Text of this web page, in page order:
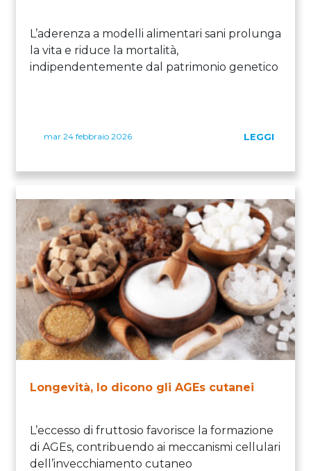
L’aderenza a modelli alimentari sani prolunga
la vita e riduce la mortalità,
indipendentemente dal patrimonio genetico
mar 24 febbraio 2026 LEGGI
Longevità, lo dicono gli AGEs cutanei
L’eccesso di fruttosio favorisce la formazione
di AGEs, contribuendo ai meccanismi cellulari
dell’invecchiamento cutaneo